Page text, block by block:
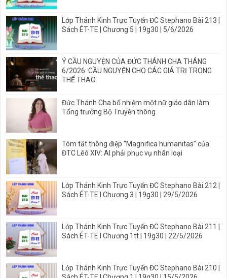
Lớp Thánh Kinh Trực Tuyến ĐC Stephano Bài 213 |
Sách ÉT-TE | Chương 5 | 19g30 | 5/6/2026
Ý CẦU NGUYỆN CỦA ĐỨC THÁNH CHA THÁNG
6/2026: CẦU NGUYỆN CHO CÁC GIÁ TRỊ TRONG
THỂ THAO
Đức Thánh Cha bổ nhiệm một nữ giáo dân làm
Tổng trưởng Bộ Truyền thông
Tóm tắt thông điệp “Magnifica humanitas” của
ĐTC Lêô XIV: AI phải phục vụ nhân loại
Lớp Thánh Kinh Trực Tuyến ĐC Stephano Bài 212 |
Sách ÉT-TE I Chương 3 | 19g30 | 29/5/2026
Lớp Thánh Kinh Trực Tuyến ĐC Stephano Bài 211 |
Sách ÉT-TE I Chương 1tt | 19g30 | 22/5/2026
Lớp Thánh Kinh Trực Tuyến ĐC Stephano Bài 210 |